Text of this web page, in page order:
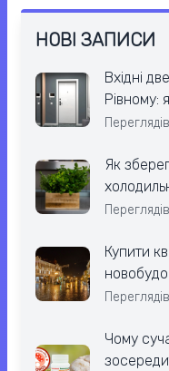
НОВІ ЗАПИСИ
Вхідні
Рівному:
Як
Купити
Чому